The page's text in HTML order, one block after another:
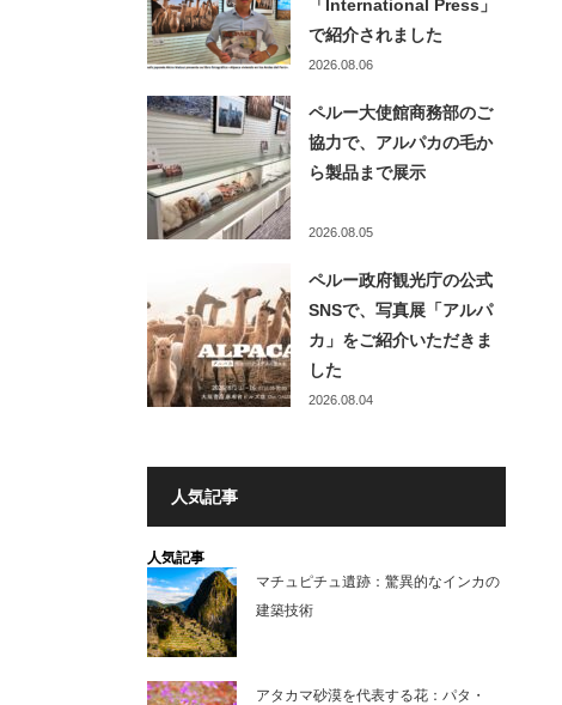
「International Press」
で紹介されました
2026.08.06
ペルー大使館商務部のご
協力で、アルパカの毛か
ら製品まで展示
2026.08.05
ペルー政府観光庁の公式
SNSで、写真展「アルパ
カ」をご紹介いただきま
した
2026.08.04
人気記事
人気記事
マチュピチュ遺跡：驚異的なインカの
建築技術
アタカマ砂漠を代表する花：パタ・